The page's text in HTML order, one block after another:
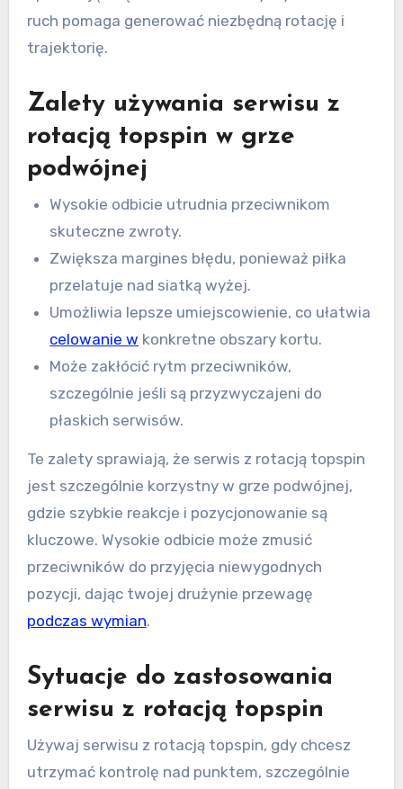
ruch pomaga generować niezbędną rotację i
trajektorię.
Zalety używania serwisu z
rotacją topspin w grze
podwójnej
Wysokie odbicie utrudnia przeciwnikom
skuteczne zwroty.
Zwiększa margines błędu, ponieważ piłka
przelatuje nad siatką wyżej.
Umożliwia lepsze umiejscowienie, co ułatwia
celowanie w konkretne obszary kortu.
Może zakłócić rytm przeciwników,
szczególnie jeśli są przyzwyczajeni do
płaskich serwisów.
Te zalety sprawiają, że serwis z rotacją topspin
jest szczególnie korzystny w grze podwójnej,
gdzie szybkie reakcje i pozycjonowanie są
kluczowe. Wysokie odbicie może zmusić
przeciwników do przyjęcia niewygodnych
pozycji, dając twojej drużynie przewagę
podczas wymian.
Sytuacje do zastosowania
serwisu z rotacją topspin
Używaj serwisu z rotacją topspin, gdy chcesz
utrzymać kontrolę nad punktem, szczególnie